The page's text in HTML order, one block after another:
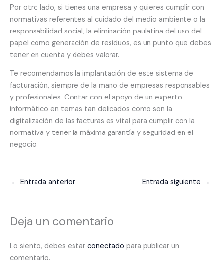
Por otro lado, si tienes una empresa y quieres cumplir con
normativas referentes al cuidado del medio ambiente o la
responsabilidad social, la eliminación paulatina del uso del
papel como generación de residuos, es un punto que debes
tener en cuenta y debes valorar.
Te recomendamos la implantación de este sistema de
facturación, siempre de la mano de empresas responsables
y profesionales. Contar con el apoyo de un experto
informático en temas tan delicados como son la
digitalización de las facturas es vital para cumplir con la
normativa y tener la máxima garantía y seguridad en el
negocio.
← Entrada anterior Entrada siguiente →
Deja un comentario
Lo siento, debes estar conectado para publicar un
comentario.